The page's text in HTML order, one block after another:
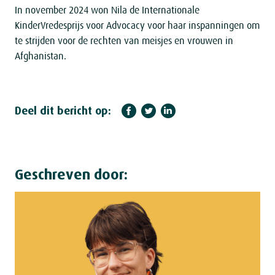
In november 2024 won Nila de Internationale
KinderVredesprijs voor Advocacy voor haar inspanningen om
te strijden voor de rechten van meisjes en vrouwen in
Afghanistan.
Deel dit bericht op:
Geschreven door: